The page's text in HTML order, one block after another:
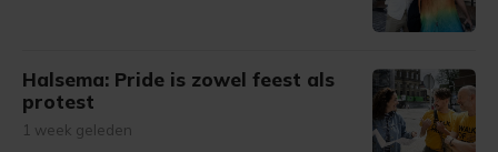
Halsema: Pride is zowel feest als
protest
1 week geleden